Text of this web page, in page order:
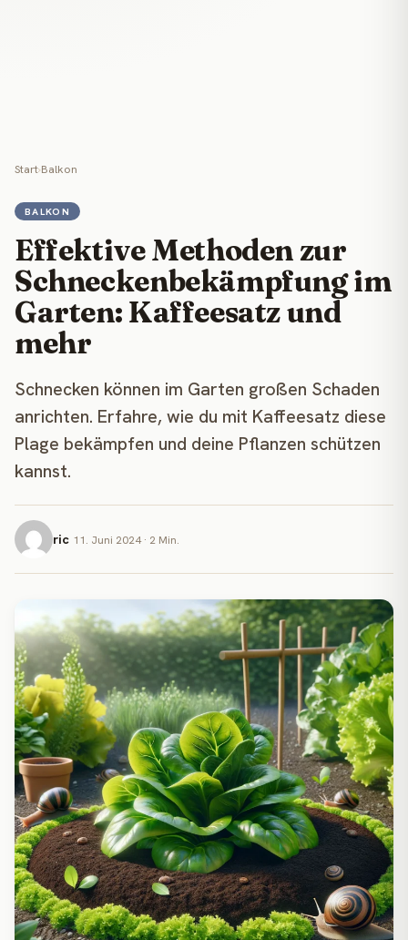
Start›Balkon
BALKON
Effektive Methoden zur
Schneckenbekämpfung im
Garten: Kaffeesatz und
mehr
Schnecken können im Garten großen Schaden
anrichten. Erfahre, wie du mit Kaffeesatz diese
Plage bekämpfen und deine Pflanzen schützen
kannst.
ric 11. Juni 2024 · 2 Min.